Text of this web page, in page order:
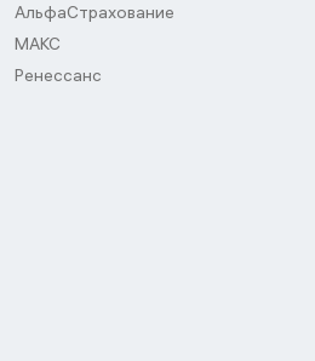
АльфаСтрахование
МАКС
Ренессанс